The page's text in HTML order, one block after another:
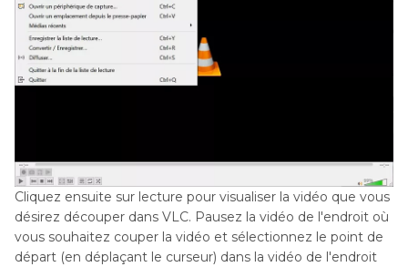
Cliquez ensuite sur lecture pour visualiser la vidéo que vous
désirez découper dans VLC. Pausez la vidéo de l'endroit où
vous souhaitez couper la vidéo et sélectionnez le point de
départ (en déplaçant le curseur) dans la vidéo de l'endroit